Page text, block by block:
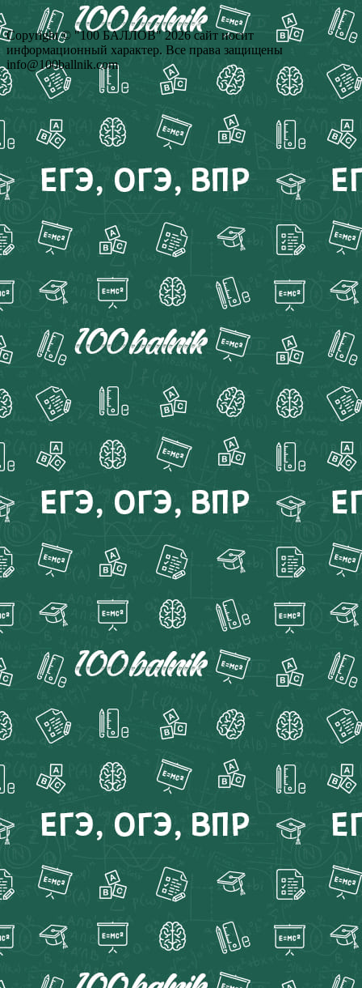
Copyright © "100 БАЛЛОВ" 2026 сайт носит
информационный характер. Все права защищены
info@100ballnik.com